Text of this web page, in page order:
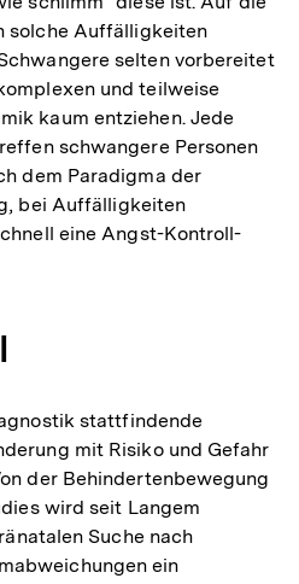
solche Auffälligkeiten
selten vorbereitet
und teilweise
kaum entziehen. Jede
schwangere Personen
dem Paradigma der
bei Auffälligkeiten
eine Angst-Kontroll-
stattfindende
mit Risiko und Gefahr
der Behindertenbewegung
wird seit Langem
Suche nach
ein